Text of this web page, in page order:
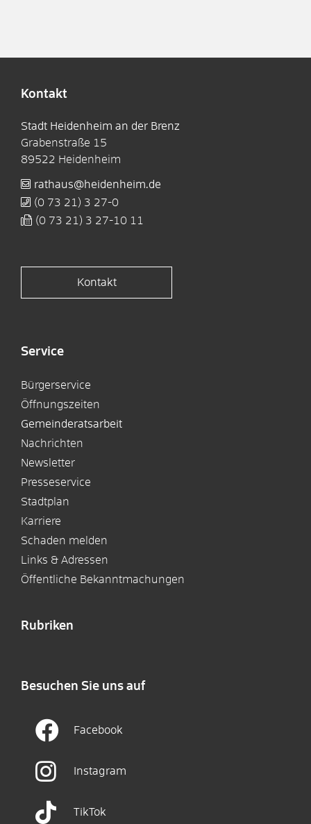
Kontakt
Stadt Heidenheim an der Brenz
Grabenstraße 15
89522 Heidenheim
rathaus@heidenheim.de
(0 73 21) 3 27-0
(0 73 21) 3 27-10 11
Kontakt
Service
Bürgerservice
Öffnungszeiten
Gemeinderatsarbeit
Nachrichten
Newsletter
Presseservice
Stadtplan
Karriere
Schaden melden
Links & Adressen
Öffentliche Bekanntmachungen
Rubriken
Besuchen Sie uns auf
Facebook
Instagram
TikTok